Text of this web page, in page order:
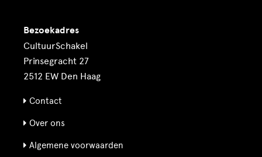
Bezoekadres
CultuurSchakel
Prinsegracht 27
2512 EW Den Haag
Contact
Over ons
Algemene voorwaarden